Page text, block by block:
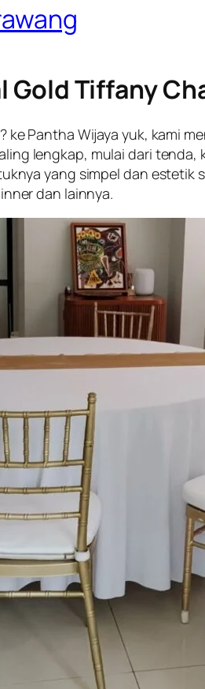
Gold Tiffany
Pantha Wijaya yuk, kami
lengkap, mulai dari
yang simpel dan
dan lainnya.